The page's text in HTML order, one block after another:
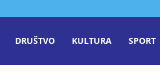
DRUŠTVO KULTURA SPORT